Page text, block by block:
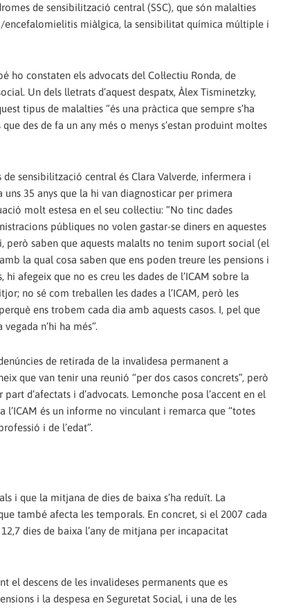
de sensibilització central (SSC), que són malalties
miàlgica, la sensibilitat química múltiple i
ho constaten els advocats del Col·lectiu Ronda, de
Un dels lletrats d’aquest despatx, Àlex Tisminetzky,
tipus de malalties “és una pràctica que sempre s’ha
des de fa un any més o menys s’estan produint moltes
sensibilització central és Clara Valverde, infermera i
35 anys que la hi van diagnosticar per primera
molt estesa en el seu col·lectiu: “No tinc dades
públiques no volen gastar-se diners en aquestes
saben que aquests malalts no tenim suport social (el
la qual cosa saben que ens poden treure les pensions i
afegeix que no es creu les dades de l’ICAM sobre la
no sé com treballen les dades a l’ICAM, però les
ens trobem cada dia amb aquests casos. I, pel que
n’hi ha més”.
de retirada de la invalidesa permanent a
que van tenir una reunió “per dos casos concrets”, però
d’afectats i d’advocats. Lemonche posa l’accent en el
és un informe no vinculant i remarca que “totes
i de l’edat”.
i que la mitjana de dies de baixa s’ha reduït. La
també afecta les temporals. En concret, si el 2007 cada
dies de baixa l’any de mitjana per incapacitat
el descens de les invalideses permanents que es
i la despesa en Seguretat Social, i una de les